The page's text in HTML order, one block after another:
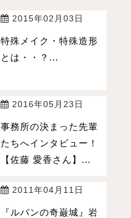
2015年02月03日
特殊メイク・特殊造形
とは・・？...
2016年05月23日
事務所の決まった先輩
たちへインタビュー！
【佐藤 愛香さん】...
2011年04月11日
『ルパンの奇巌城』岩